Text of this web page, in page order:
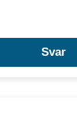
Svar